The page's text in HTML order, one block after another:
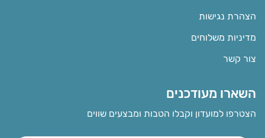
הצהרת נגישות
מדיניות משלוחים
צור קשר
השארו מעודכנים
הצטרפו למועדון וקבלו הטבות ומבצעים שווים